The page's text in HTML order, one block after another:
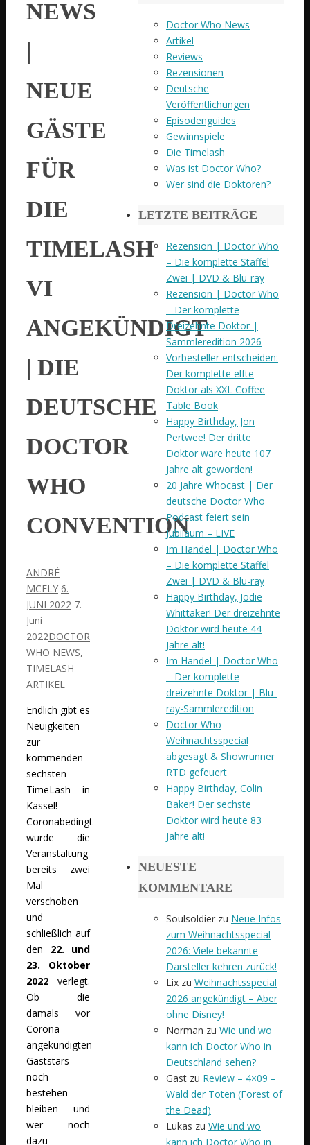
NEWS
|
NEUE
GÄSTE
FÜR
DIE
TIMELASH
VI
ANGEKÜNDIGT
| DIE
DEUTSCHE
DOCTOR
WHO
CONVENTION
ANDRÉ
MCFLY 6.
JUNI 2022 7.
Juni
2022DOCTOR
WHO NEWS,
TIMELASH
ARTIKEL
Endlich gibt es
Neuigkeiten
zur
kommenden
sechsten
TimeLash in
Kassel!
Coronabedingt
wurde die
Veranstaltung
bereits zwei
Mal
verschoben
und
schließlich auf
den 22. und
23. Oktober
2022 verlegt.
Ob die
damals vor
Corona
angekündigten
Gaststars
noch
bestehen
bleiben und
wer noch
dazu
Doctor Who News
Artikel
Reviews
Rezensionen
Deutsche
Veröffentlichungen
Episodenguides
Gewinnspiele
Die Timelash
Was ist Doctor Who?
Wer sind die Doktoren?
LETZTE BEITRÄGE
Rezension | Doctor Who
– Die komplette Staffel
Zwei | DVD & Blu-ray
Rezension | Doctor Who
– Der komplette
Dreizehnte Doktor |
Sammleredition 2026
Vorbesteller entscheiden:
Der komplette elfte
Doktor als XXL Coffee
Table Book
Happy Birthday, Jon
Pertwee! Der dritte
Doktor wäre heute 107
Jahre alt geworden!
20 Jahre Whocast | Der
deutsche Doctor Who
Podcast feiert sein
Jubiläum – LIVE
Im Handel | Doctor Who
– Die komplette Staffel
Zwei | DVD & Blu-ray
Happy Birthday, Jodie
Whittaker! Der dreizehnte
Doktor wird heute 44
Jahre alt!
Im Handel | Doctor Who
– Der komplette
dreizehnte Doktor | Blu-
ray-Sammleredition
Doctor Who
Weihnachtsspecial
abgesagt & Showrunner
RTD gefeuert
Happy Birthday, Colin
Baker! Der sechste
Doktor wird heute 83
Jahre alt!
NEUESTE
KOMMENTARE
Soulsoldier zu Neue Infos
zum Weihnachtsspecial
2026: Viele bekannte
Darsteller kehren zurück!
Lix zu Weihnachtsspecial
2026 angekündigt – Aber
ohne Disney!
Norman zu Wie und wo
kann ich Doctor Who in
Deutschland sehen?
Gast zu Review – 4×09 –
Wald der Toten (Forest of
the Dead)
Lukas zu Wie und wo
kann ich Doctor Who in